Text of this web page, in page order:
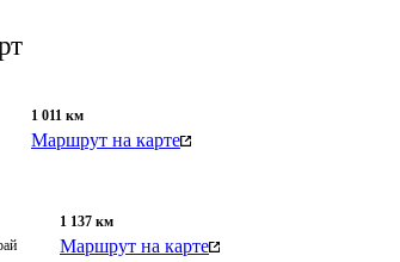
1 011 км
Маршрут на карте
1 137 км
Маршрут на карте